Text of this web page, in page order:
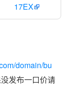
17EX
domain/bu
没发布一口价请